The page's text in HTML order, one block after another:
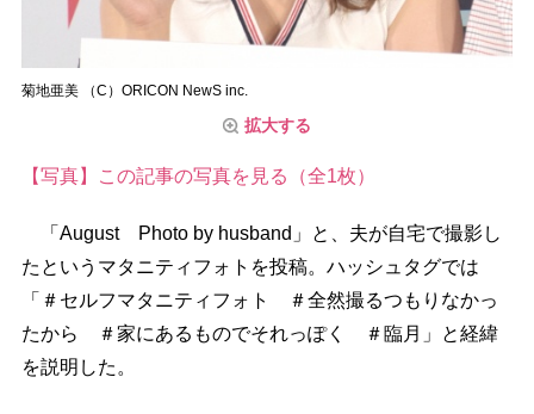
菊地亜美 （C）ORICON NewS inc.
拡大する
【写真】この記事の写真を見る（全1枚）
「August Photo by husband」と、夫が自宅で撮影し
たというマタニティフォトを投稿。ハッシュタグでは
「＃セルフマタニティフォト ＃全然撮るつもりなかっ
たから ＃家にあるものでそれっぽく ＃臨月」と経緯
を説明した。